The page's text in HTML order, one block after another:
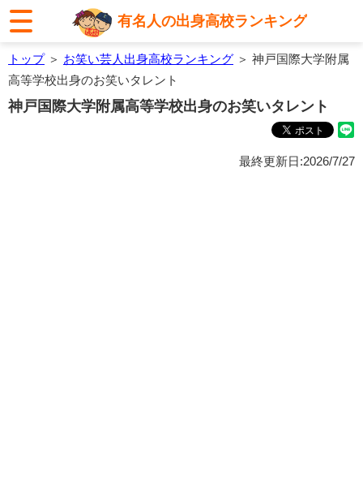
有名人の出身高校ランキング
トップ＞ お笑い芸人出身高校ランキング ＞ 神戸国際大学附属
高等学校出身のお笑いタレント
神戸国際大学附属高等学校出身のお笑いタレント
最終更新日:2026/7/27